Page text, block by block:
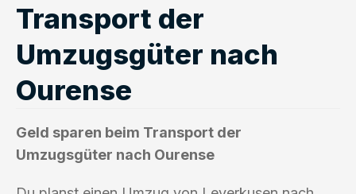
Transport der
Umzugsgüter nach
Ourense
Geld sparen beim Transport der
Umzugsgüter nach Ourense